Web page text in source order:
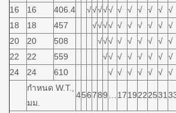
16
16 406.4 √√√√√ √ √ √ √ √ √
18
18 457 √√√√ √ √ √ √ √ √
20
20 508 √√√ √ √ √ √ √ √
22
22 559 √√ √ √ √ √ √ √
24
24 610 √ √ √ √ √ √ √
กำหนด W.T.,
มม.
456789 … 1719222531